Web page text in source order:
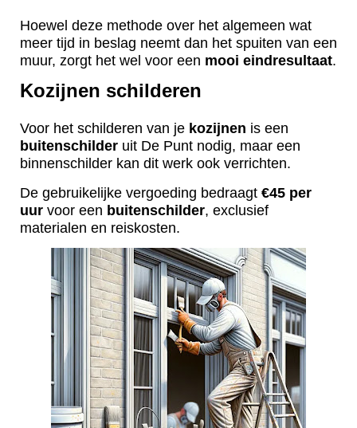
Hoewel deze methode over het algemeen wat
meer tijd in beslag neemt dan het spuiten van een
muur, zorgt het wel voor een mooi eindresultaat.
Kozijnen schilderen
Voor het schilderen van je kozijnen is een
buitenschilder uit De Punt nodig, maar een
binnenschilder kan dit werk ook verrichten.
De gebruikelijke vergoeding bedraagt €45 per
uur voor een buitenschilder, exclusief
materialen en reiskosten.